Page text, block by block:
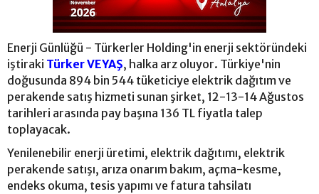
Enerji Günlüğü - Türkerler Holding'in enerji sektöründeki
iştiraki Türker VEYAŞ, halka arz oluyor. Türkiye'nin
doğusunda 894 bin 544 tüketiciye elektrik dağıtım ve
perakende satış hizmeti sunan şirket, 12-13-14 Ağustos
tarihleri arasında pay başına 136 TL fiyatla talep
toplayacak.
Yenilenebilir enerji üretimi, elektrik dağıtımı, elektrik
perakende satışı, arıza onarım bakım, açma-kesme,
endeks okuma, tesis yapımı ve fatura tahsilatı